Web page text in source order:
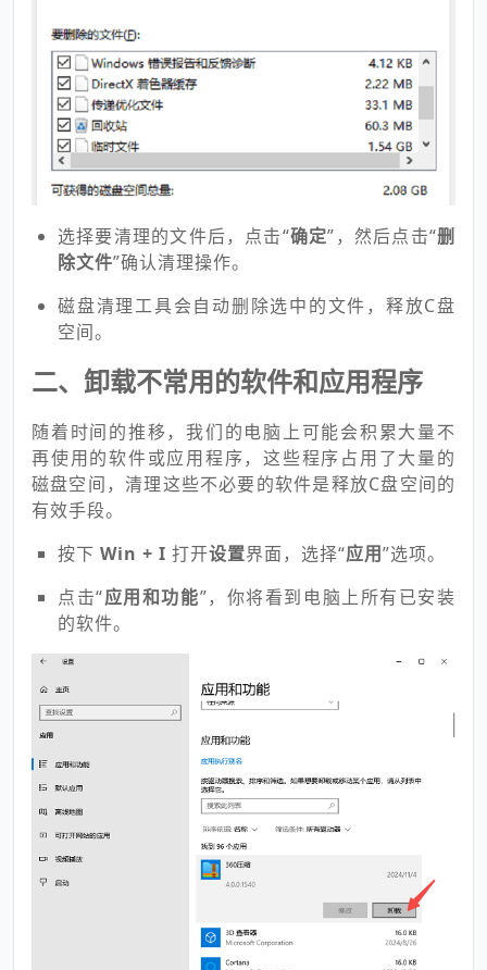
选择要清理的文件后，点击“确定”，然后点击“删
除文件”确认清理操作。
磁盘清理工具会自动删除选中的文件，释放C盘
空间。
二、卸载不常用的软件和应用程序
随着时间的推移，我们的电脑上可能会积累大量不
再使用的软件或应用程序，这些程序占用了大量的
磁盘空间，清理这些不必要的软件是释放C盘空间的
有效手段。
按下 Win + I 打开设置界面，选择“应用”选项。
点击“应用和功能”，你将看到电脑上所有已安装
的软件。